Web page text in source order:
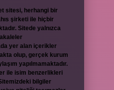
sitesi, herhangi bir
şirketi ile hiçbir
Sitede yalnızca
yer alan içerikler
olup, gerçek kurum
yapılmamaktadır.
ile isim benzerlikleri
bilgiler